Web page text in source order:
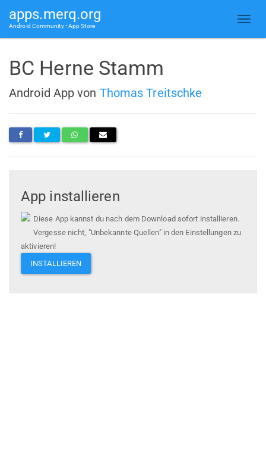
apps.merq.org
Android Community • App Store
BC Herne Stamm
Android App von Thomas Treitschke
App installieren
Diese App kannst du nach dem Download sofort installieren.
Vergesse nicht, "Unbekannte Quellen" in den Einstellungen zu
aktivieren!
INSTALLIEREN